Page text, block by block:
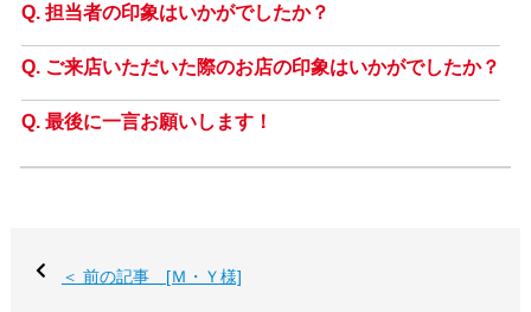
担当者の印象はいかがでしたか？
ご来店いただいた際のお店の印象はいかがでしたか？
最後に一言お願いします！
＜ 前の記事 [Ｍ・Ｙ様]